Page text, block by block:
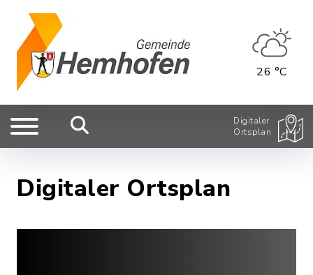
26 °C
Digitaler
Ortsplan
Digitaler Ortsplan